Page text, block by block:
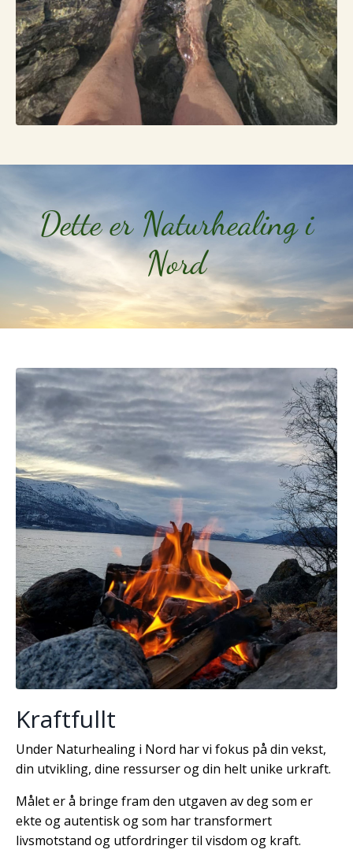
Dette er Naturhealing i
Nord
Kraftfullt
Under Naturhealing i Nord har vi fokus på din vekst,
din utvikling, dine ressurser og din helt unike urkraft.
Målet er å bringe fram den utgaven av deg som er
ekte og autentisk og som har transformert
livsmotstand og utfordringer til visdom og kraft.